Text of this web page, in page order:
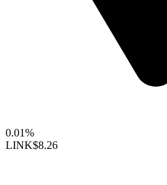
0.01%
LINK$8.26